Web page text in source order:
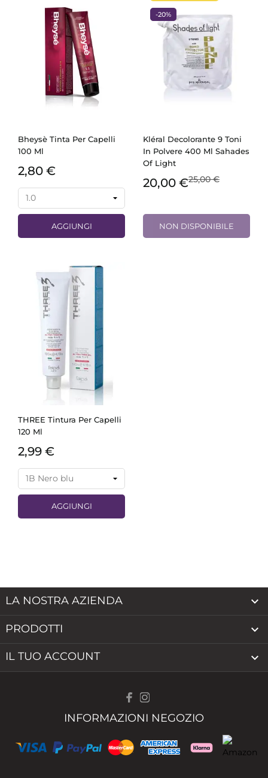
Bheysè Tinta Per Capelli
100 Ml
2,80 €
AGGIUNGI
Kléral Decolorante 9 Toni
In Polvere 400 Ml Sahades
Of Light
20,00 €25,00 €
NON DISPONIBILE
-20%
THREE Tintura Per Capelli
120 Ml
2,99 €
AGGIUNGI
LA NOSTRA AZIENDA 
PRODOTTI 
IL TUO ACCOUNT 
INFORMAZIONI NEGOZIO